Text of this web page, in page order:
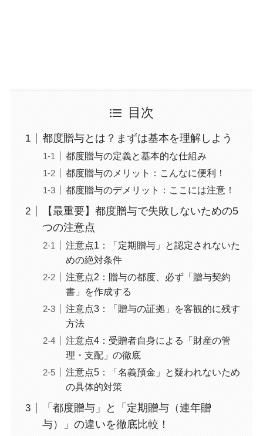
目次
都度贈与とは？まずは基本を理解しよう
都度贈与の定義と基本的な仕組み
都度贈与のメリット：こんなに便利！
都度贈与のデメリット：ここには注意！
【最重要】都度贈与で失敗しないための5
つの注意点
注意点1：「定期贈与」と認定されないた
めの絶対条件
注意点2：贈与の都度、必ず「贈与契約
書」を作成する
注意点3：「贈与の証拠」を客観的に残す
方法
注意点4：受贈者自身による「財産の管
理・支配」の徹底
注意点5：「名義預金」と疑われないため
の具体的対策
「都度贈与」と「定期贈与（連年贈
与）」の違いを徹底比較！